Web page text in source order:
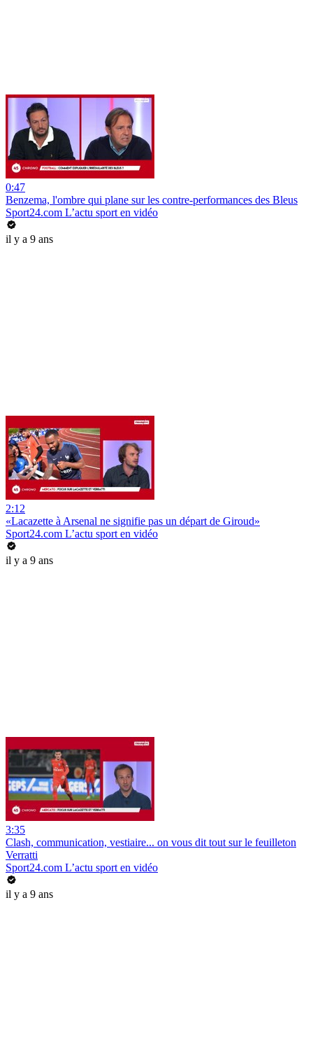
0:47
Benzema, l'ombre qui plane sur les contre-performances des Bleus
Sport24.com L’actu sport en vidéo
il y a 9 ans
2:12
«Lacazette à Arsenal ne signifie pas un départ de Giroud»
Sport24.com L’actu sport en vidéo
il y a 9 ans
3:35
Clash, communication, vestiaire... on vous dit tout sur le feuilleton
Verratti
Sport24.com L’actu sport en vidéo
il y a 9 ans